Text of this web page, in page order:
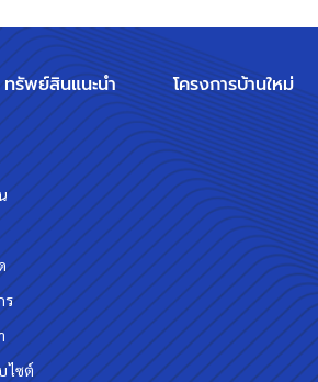
ทรัพย์สินแนะนำ โครงการบ้านใหม่
ร
ไซต์